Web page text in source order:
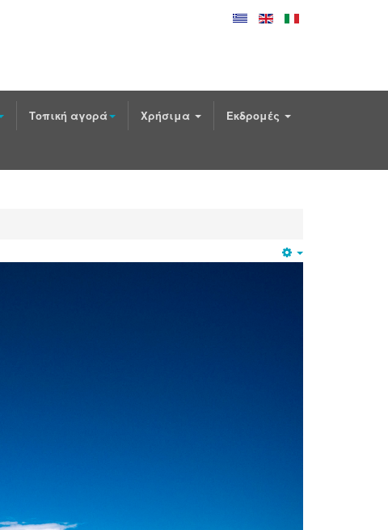
Τοπική αγορά Χρήσιμα
Εκδρομές
Empty